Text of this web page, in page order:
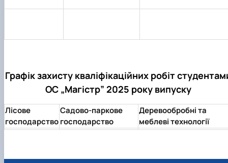
Графік захисту кваліфікаційних робіт
ОС „Магістр” 2025 року випуску
Лісове
господарство
Садово-паркове
господарство
Деревообробні та
меблеві технології